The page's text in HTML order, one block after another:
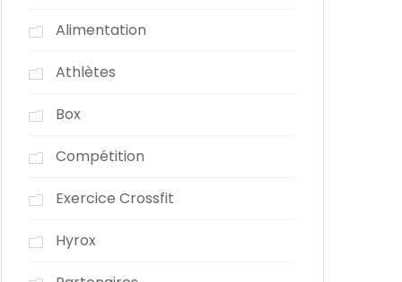
Alimentation
Athlètes
Box
Compétition
Exercice Crossfit
Hyrox